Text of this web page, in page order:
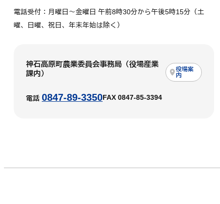
電話受付：月曜日～金曜日 午前8時30分から午後5時15分（土
曜、日曜、祝日、年末年始は除く）
神石高原町農業委員会事務局（役場産業
課内）
役場案
内
電話 0847-89-3350FAX 0847-85-3394